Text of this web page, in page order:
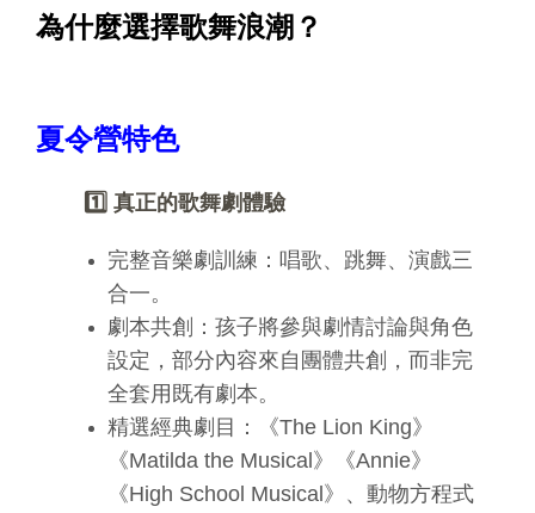
為什麼選擇歌舞浪潮？
夏令營特色
1️ 真正的歌舞劇體驗
完整音樂劇訓練：唱歌、跳舞、演戲三
合一。
劇本共創：孩子將參與劇情討論與角色
設定，部分內容來自團體共創，而非完
全套用既有劇本。
精選經典劇目：《The Lion King》
《Matilda the Musical》《Annie》
《High School Musical》、動物方程式